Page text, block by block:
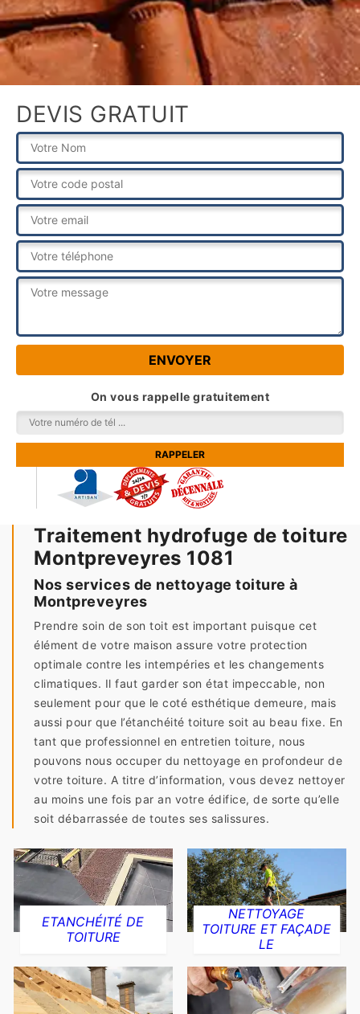
DEVIS GRATUIT
On vous rappelle gratuitement
Traitement hydrofuge de toiture
Montpreveyres 1081
Nos services de nettoyage toiture à
Montpreveyres
Prendre soin de son toit est important puisque cet
élément de votre maison assure votre protection
optimale contre les intempéries et les changements
climatiques. Il faut garder son état impeccable, non
seulement pour que le coté esthétique demeure, mais
aussi pour que l’étanchéité toiture soit au beau fixe. En
tant que professionnel en entretien toiture, nous
pouvons nous occuper du nettoyage en profondeur de
votre toiture. A titre d’information, vous devez nettoyer
au moins une fois par an votre édifice, de sorte qu’elle
soit débarrassée de toutes ses salissures.
ETANCHÉITÉ DE
TOITURE
NETTOYAGE
TOITURE ET FAÇADE
LE